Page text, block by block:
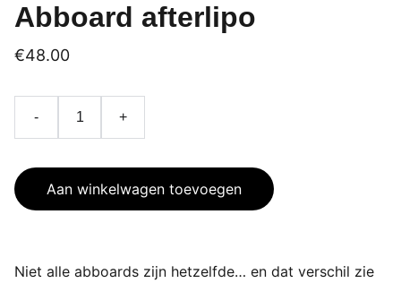
Abboard afterlipo
€48.00
- +
Aan winkelwagen toevoegen
Niet alle abboards zijn hetzelfde… en dat verschil zie